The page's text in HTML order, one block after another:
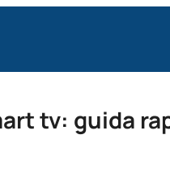
tv: guida